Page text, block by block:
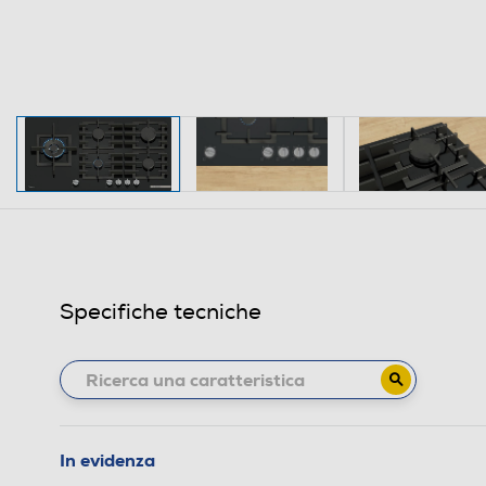
Specifiche tecniche
In evidenza